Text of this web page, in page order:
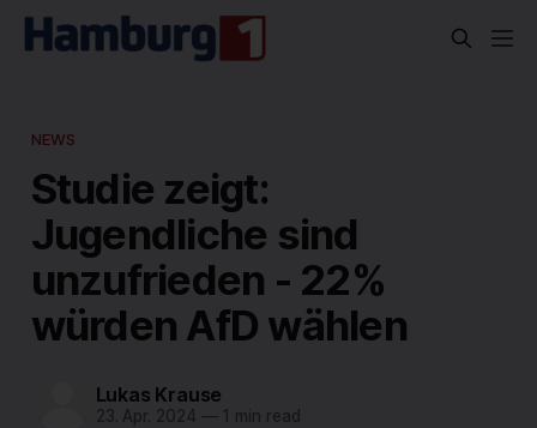
NEWS
Studie zeigt:
Jugendliche sind
unzufrieden - 22%
würden AfD wählen
Lukas Krause
23. Apr. 2024 —1 min read